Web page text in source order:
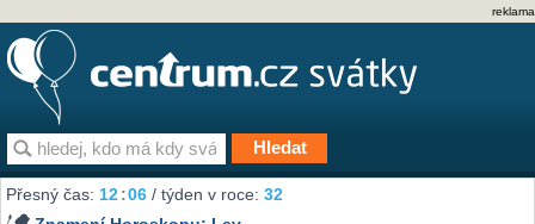
reklama
Přesný čas:12:06 / týden v roce:32